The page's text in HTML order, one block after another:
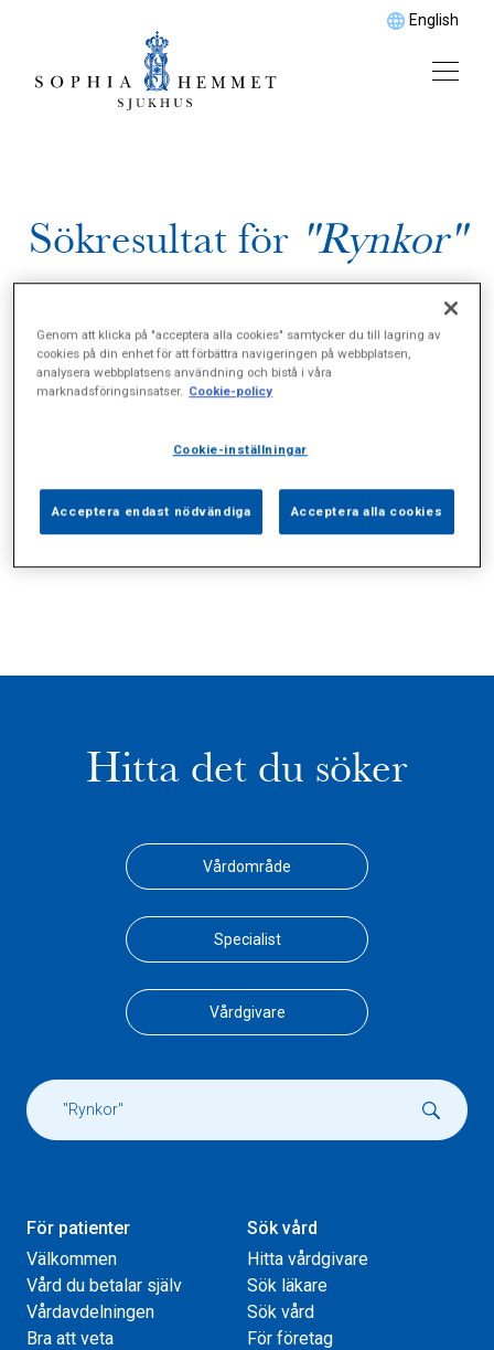
English
Sökresultat för "Rynkor"
Vårdgivare (0)
Hitta det du söker
Vårdområde
Specialist
Vårdgivare
För patienter
Välkommen
Vård du betalar själv
Vårdavdelningen
Bra att veta
Sök vård
Hitta vårdgivare
Sök läkare
Sök vård
För företag
Genom att klicka på "acceptera alla cookies" samtycker du till lagring av
cookies på din enhet för att förbättra navigeringen på webbplatsen,
analysera webbplatsens användning och bistå i våra
marknadsföringsinsatser. Cookie-policy
Cookie-inställningar
Acceptera endast nödvändiga Acceptera alla cookies